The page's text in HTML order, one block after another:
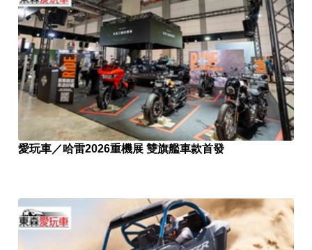
愛玩車／哈雷2026重機展 雙旗艦車款首發